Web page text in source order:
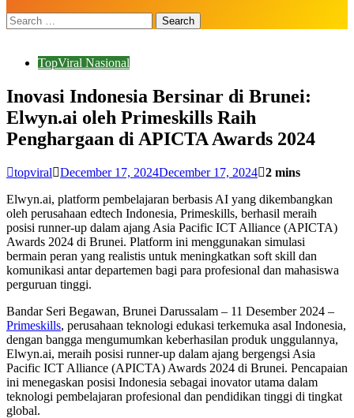
TopViral Nasional
Inovasi Indonesia Bersinar di Brunei:
Elwyn.ai oleh Primeskills Raih
Penghargaan di APICTA Awards 2024
topviral December 17, 2024December 17, 2024 2 mins
Elwyn.ai, platform pembelajaran berbasis AI yang dikembangkan
oleh perusahaan edtech Indonesia, Primeskills, berhasil meraih
posisi runner-up dalam ajang Asia Pacific ICT Alliance (APICTA)
Awards 2024 di Brunei. Platform ini menggunakan simulasi
bermain peran yang realistis untuk meningkatkan soft skill dan
komunikasi antar departemen bagi para profesional dan mahasiswa
perguruan tinggi.
Bandar Seri Begawan, Brunei Darussalam – 11 Desember 2024 –
Primeskills, perusahaan teknologi edukasi terkemuka asal Indonesia,
dengan bangga mengumumkan keberhasilan produk unggulannya,
Elwyn.ai, meraih posisi runner-up dalam ajang bergengsi Asia
Pacific ICT Alliance (APICTA) Awards 2024 di Brunei. Pencapaian
ini menegaskan posisi Indonesia sebagai inovator utama dalam
teknologi pembelajaran profesional dan pendidikan tinggi di tingkat
global.